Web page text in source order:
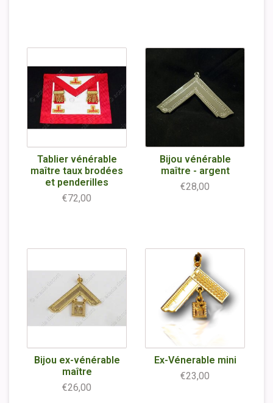
Tablier vénérable
maître taux brodées
et penderilles
€72,00
Bijou vénérable
maître - argent
€28,00
Bijou ex-vénérable
maître
€26,00
Ex-Vénerable mini
€23,00